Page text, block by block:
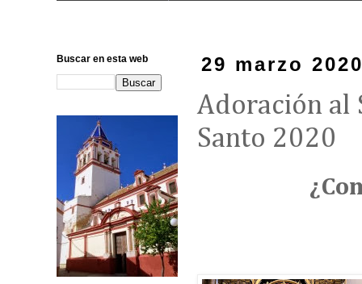
29 marzo
Adoración al
Santo 2020
Buscar en esta web